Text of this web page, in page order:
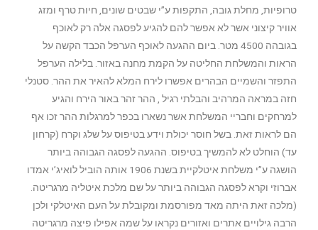
טרופיות, מחלת גובה, התקפות ע”י שבטים שונים, חיות טרף ומזג
אוויר קיצוני אשר לא אפשר להם להגיע לפסגה אלה רק לאוכף
בגובהה 4500 מטר. ביום ההגעה לאוכף הערפל הכבד הקשה על
הראות והמשלחת החליטה על הקמת מחנה באזור. בלילה הערפל
התפזר והשמיים הבהרים אפשרו לירח המלא להאיר את ההר. סטנלי
חזה במראה המרהיב והבלתי רגיל , ההר זהר באור הירח והגיע
למרחקים וחבריי המשלחת אשר נשארו בכפר למרגלות ההר זכו אף
הם לראות זאת. בשל חוסר יכולת וידע בטיפוס על שלג וקרח (קרחון
עד) הוחלט לא להמשיך בטיפוס. ההגעה לפסגה הגבוהה ביותר
הושגה ע”י משלחת איטלקיית בשנת 1906 אותה הוביל לואיג’י אמדו
אברוזי וקרא לפסגה הגבוהה ביותר על שם מלכת איטליה מרגריטה.
(מלכה זאת היתה מאד מפורסמת ומקובלת על העם האיטלקי ולכן
הרבה גילויים אתרים ואזורים נקראו על שמה אפילו פיצה מרגריטה